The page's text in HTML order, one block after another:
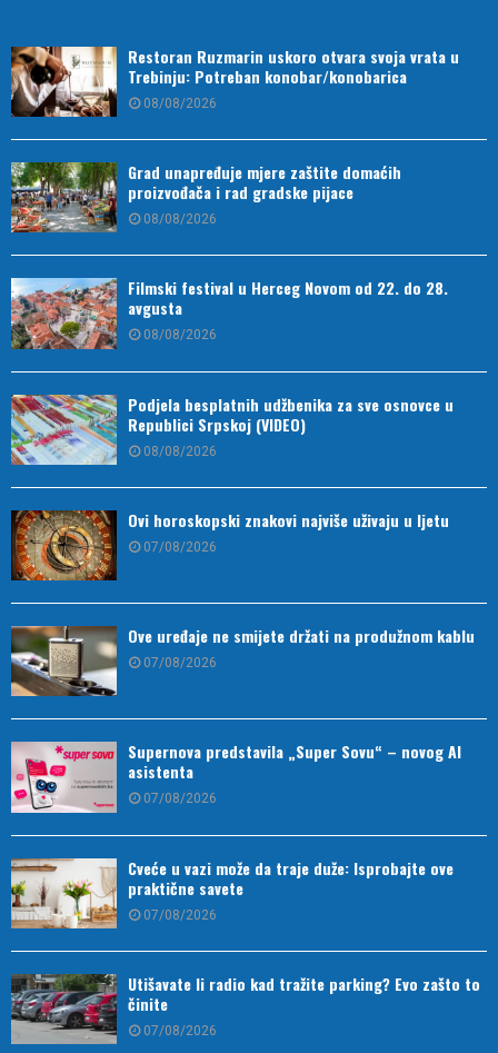
Restoran Ruzmarin uskoro otvara svoja vrata u
Trebinju: Potreban konobar/konobarica
08/08/2026
Grad unapređuje mjere zaštite domaćih
proizvođača i rad gradske pijace
08/08/2026
Filmski festival u Herceg Novom od 22. do 28.
avgusta
08/08/2026
Podjela besplatnih udžbenika za sve osnovce u
Republici Srpskoj (VIDEO)
08/08/2026
Ovi horoskopski znakovi najviše uživaju u ljetu
07/08/2026
Ove uređaje ne smijete držati na produžnom kablu
07/08/2026
Supernova predstavila „Super Sovu“ – novog AI
asistenta
07/08/2026
Cveće u vazi može da traje duže: Isprobajte ove
praktične savete
07/08/2026
Utišavate li radio kad tražite parking? Evo zašto to
činite
07/08/2026